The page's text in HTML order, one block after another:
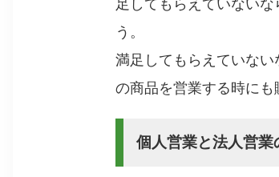
足してもらえていない
う。
満足してもらえていな
の商品を営業する時にも
個人営業と法人営業